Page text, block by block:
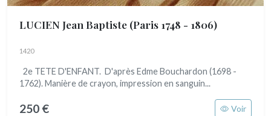
LUCIEN Jean Baptiste (Paris 1748 - 1806)
1420
2e TETE D'ENFANT. D'après Edme Bouchardon (1698 -
1762). Manière de crayon, impression en sanguin...
250 € Voir